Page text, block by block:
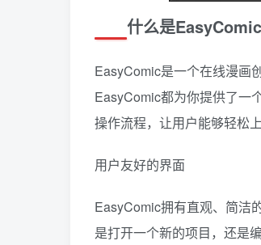
什么是EasyComic
EasyComic是一个在线漫画
EasyComic都为你提供了一
操作流程，让用户能够轻松
用户友好的界面
EasyComic拥有直观、简洁
是打开一个新的项目，还是